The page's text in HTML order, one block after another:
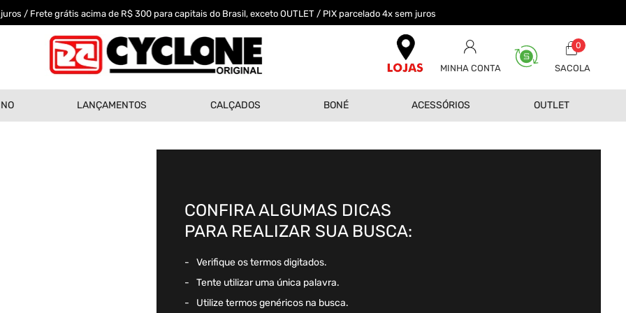
/ Frete grátis acima de R$ 300 para capitais do Brasil, exceto OUTLET / PIX parcelado 4x sem juros
MINHA CONTA
0
LANÇAMENTOS CALÇADOS BONÉ ACESSÓRIOS OUTLET
CONFIRA ALGUMAS DICAS
PARA REALIZAR SUA BUSCA:
Verifique os termos digitados.
Tente utilizar uma única palavra.
Utilize termos genéricos na busca.